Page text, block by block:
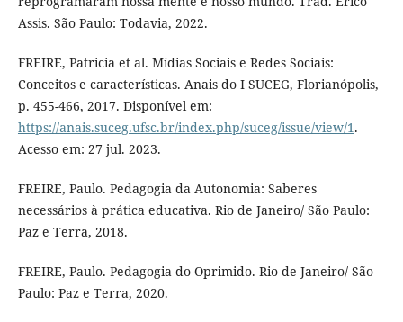
Assis. São Paulo: Todavia, 2022.
FREIRE, Patricia et al. Mídias Sociais e Redes Sociais:
Conceitos e características. Anais do I SUCEG, Florianópolis,
p. 455-466, 2017. Disponível em:
https://anais.suceg.ufsc.br/index.php/suceg/issue/view/1 .
Acesso em: 27 jul. 2023.
FREIRE, Paulo. Pedagogia da Autonomia: Saberes
necessários à prática educativa. Rio de Janeiro/ São Paulo:
Paz e Terra, 2018.
FREIRE, Paulo. Pedagogia do Oprimido. Rio de Janeiro/ São
Paulo: Paz e Terra, 2020.